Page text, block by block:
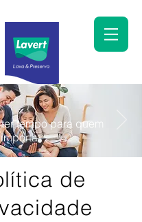
tempo para quem
de